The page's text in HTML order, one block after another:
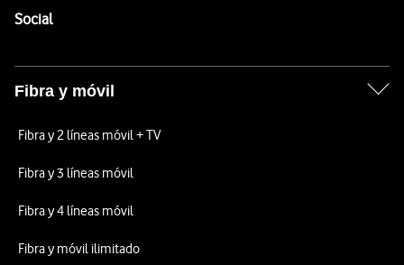
SocialEnlaces a las redes sociales de Vodafone
Fibra y móvil
Fibra y 2 líneas móvil + TV
Fibra y 3 líneas móvil
Fibra y 4 líneas móvil
Fibra y móvil ilimitado